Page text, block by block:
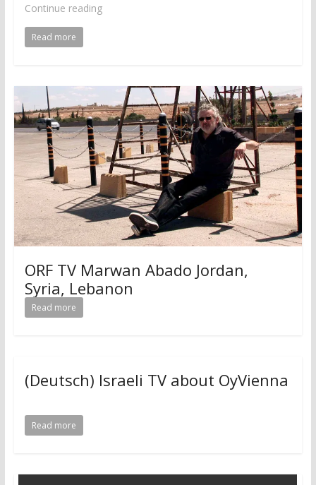
Continue reading
Read more
ORF TV Marwan Abado Jordan,
Syria, Lebanon
Read more
(Deutsch) Israeli TV about OyVienna
Read more